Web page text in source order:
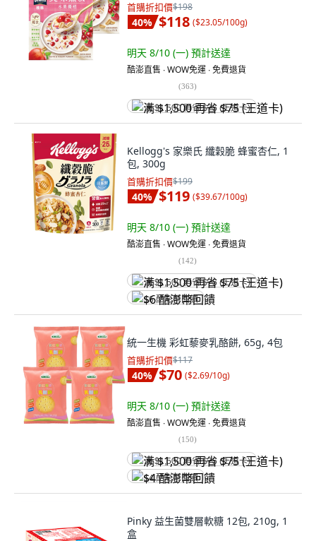
首購折扣價$198
40% $118 ($23.05/100g)
明天 8/10 (一) 預計送達
酷澎直售 ∙ WOW免運 ∙ 免費退貨
(363)
满 $1,500 再省 $75 (王道卡)
Kellogg's 家樂氏 纖穀脆 蜂蜜杏仁, 1
包, 300g
首購折扣價$199
40% $119 ($39.67/100g)
明天 8/10 (一) 預計送達
酷澎直售 ∙ WOW免運 ∙ 免費退貨
(142)
满 $1,500 再省 $75 (王道卡)
$6 酷澎幣回饋
統一生機 彩虹藜麥乳酪餅, 65g, 4包
首購折扣價$117
40% $70 ($2.69/10g)
明天 8/10 (一) 預計送達
酷澎直售 ∙ WOW免運 ∙ 免費退貨
(150)
满 $1,500 再省 $75 (王道卡)
$4 酷澎幣回饋
Pinky 益生菌雙層軟糖 12包, 210g, 1
盒